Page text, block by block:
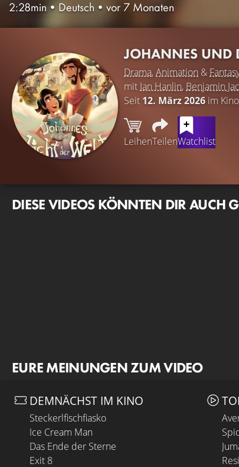
2:28min • Deutsch • vor 7 Monaten
JOHANNES UND
Drama,Animation &
mit Ian Hanlin, Benjamin
Seit 12. März 2026 im Kino
LeihenTeilenWatchlist
DIESE VIDEOS KÖNNTEN DIR AUCH
EURE MEINUNGEN ZUM VIDEO
DEMNÄCHST IM KINO
Steckerlfischfiasko
Ice Cream Man
Das Ende der Sterne
Exit 8